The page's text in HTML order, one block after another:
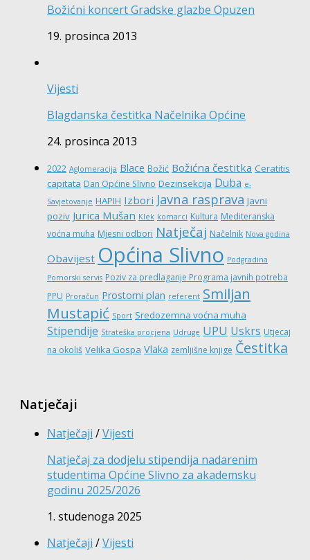
Božićni koncert Gradske glazbe Opuzen
19. prosinca 2013
Vijesti
Blagdanska čestitka Načelnika Općine
24. prosinca 2013
2022 Aglomeracija Blace Božić Božićna čestitka Ceratitis
capitata Dan Općine Slivno Dezinsekcija Duba e-
Savjetovanje HAPIH Izbori Javna rasprava Javni
poziv Jurica Mušan Klek komarci Kultura Mediteranska
voćna muha Mjesni odbori Natječaj Načelnik Nova godina
Obavijest Općina Slivno Podgradina
Pomorski servis Poziv za predlaganje Programa javnih potreba
PPU Proračun Prostorni plan referent Smiljan
Mustapić Sport Sredozemna voćna muha
Stipendije Strateška procjena Udruge UPU Uskrs Utjecaj
na okoliš Velika Gospa Vlaka zemljišne knjige Čestitka
Natječaji
Natječaji /Vijesti
Natječaj za dodjelu stipendija nadarenim
studentima Općine Slivno za akademsku
godinu 2025/2026
1. studenoga 2025
Natječaji /Vijesti